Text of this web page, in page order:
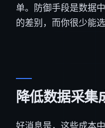
单。防御手段是数据
的差别，而你很少能
降低数据采集